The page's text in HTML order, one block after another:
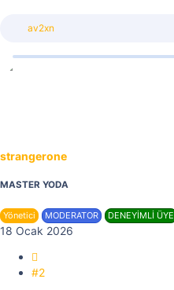
T
p
av2xn
strangerone
MASTER YODA
Yönetici MODERATOR DENEYİMLİ ÜYE
18 Ocak 2026
#2